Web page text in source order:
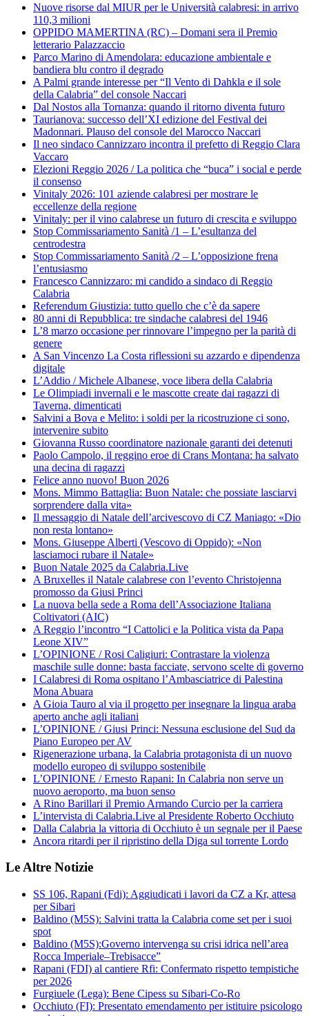
Nuove risorse dal MIUR per le Università calabresi: in arrivo
110,3 milioni
OPPIDO MAMERTINA (RC) – Domani sera il Premio
letterario Palazzaccio
Parco Marino di Amendolara: educazione ambientale e
bandiera blu contro il degrado
A Palmi grande interesse per “Il Vento di Dahkla e il sole
della Calabria” del console Naccari
Dal Nostos alla Tornanza: quando il ritorno diventa futuro
Taurianova: successo dell’XI edizione del Festival dei
Madonnari. Plauso del console del Marocco Naccari
Il neo sindaco Cannizzaro incontra il prefetto di Reggio Clara
Vaccaro
Elezioni Reggio 2026 / La politica che “buca” i social e perde
il consenso
Vinitaly 2026: 101 aziende calabresi per mostrare le
eccellenze della regione
Vinitaly: per il vino calabrese un futuro di crescita e sviluppo
Stop Commissariamento Sanità /1 – L’esultanza del
centrodestra
Stop Commissariamento Sanità /2 – L’opposizione frena
l’entusiasmo
Francesco Cannizzaro: mi candido a sindaco di Reggio
Calabria
Referendum Giustizia: tutto quello che c’è da sapere
80 anni di Repubblica: tre sindache calabresi del 1946
L’8 marzo occasione per rinnovare l’impegno per la parità di
genere
A San Vincenzo La Costa riflessioni su azzardo e dipendenza
digitale
L’Addio / Michele Albanese, voce libera della Calabria
Le Olimpiadi invernali e le mascotte create dai ragazzi di
Taverna, dimenticati
Salvini a Bova e Melito: i soldi per la ricostruzione ci sono,
intervenire subito
Giovanna Russo coordinatore nazionale garanti dei detenuti
Paolo Campolo, il reggino eroe di Crans Montana: ha salvato
una decina di ragazzi
Felice anno nuovo! Buon 2026
Mons. Mimmo Battaglia: Buon Natale: che possiate lasciarvi
sorprendere dalla vita»
Il messaggio di Natale dell’arcivescovo di CZ Maniago: «Dio
non resta lontano»
Mons. Giuseppe Alberti (Vescovo di Oppido): «Non
lasciamoci rubare il Natale»
Buon Natale 2025 da Calabria.Live
A Bruxelles il Natale calabrese con l’evento Christojenna
promosso da Giusi Princi
La nuova bella sede a Roma dell’Associazione Italiana
Coltivatori (AIC)
A Reggio l’incontro “I Cattolici e la Politica vista da Papa
Leone XIV”
L’OPINIONE / Rosi Caligiuri: Contrastare la violenza
maschile sulle donne: basta facciate, servono scelte di governo
I Calabresi di Roma ospitano l’Ambasciatrice di Palestina
Mona Abuara
A Gioia Tauro al via il progetto per insegnare la lingua araba
aperto anche agli italiani
L’OPINIONE / Giusi Princi: Nessuna esclusione del Sud da
Piano Europeo per AV
Rigenerazione urbana, la Calabria protagonista di un nuovo
modello europeo di sviluppo sostenibile
L’OPINIONE / Ernesto Rapani: In Calabria non serve un
nuovo aeroporto, ma buon senso
A Rino Barillari il Premio Armando Curcio per la carriera
L’intervista di Calabria.Live al Presidente Roberto Occhiuto
Dalla Calabria la vittoria di Occhiuto è un segnale per il Paese
Ancora ritardi per il ripristino della Diga sul torrente Lordo
Le Altre Notizie
SS 106, Rapani (Fdi): Aggiudicati i lavori da CZ a Kr, attesa
per Sibari
Baldino (M5S): Salvini tratta la Calabria come set per i suoi
spot
Baldino (M5S):Governo intervenga su crisi idrica nell’area
Rocca Imperiale–Trebisacce”
Rapani (FDI) al cantiere Rfi: Confermato rispetto tempistiche
per 2026
Furgiuele (Lega): Bene Cipess su Sibari-Co-Ro
Occhiuto (FI): Presentato emendamento per istituire psicologo